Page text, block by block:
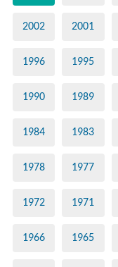
2002 2001
1996 1995
1990 1989
1984 1983
1978 1977
1972 1971
1966 1965